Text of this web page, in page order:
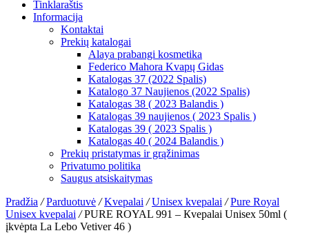
Tinklaraštis
Informacija
Kontaktai
Prekių katalogai
Alaya prabangi kosmetika
Federico Mahora Kvapų Gidas
Katalogas 37 (2022 Spalis)
Katalogo 37 Naujienos (2022 Spalis)
Katalogas 38 ( 2023 Balandis )
Katalogas 39 naujienos ( 2023 Spalis )
Katalogas 39 ( 2023 Spalis )
Katalogas 40 ( 2024 Balandis )
Prekių pristatymas ir grąžinimas
Privatumo politika
Saugus atsiskaitymas
Pradžia / Parduotuvė / Kvepalai / Unisex kvepalai / Pure Royal
Unisex kvepalai /PURE ROYAL 991 – Кvepalai Unisex 50ml (
įkvėpta La Lebo Vetiver 46 )